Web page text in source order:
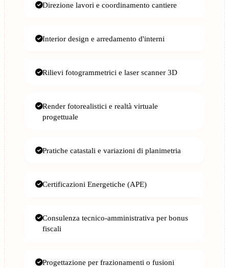
Direzione lavori e coordinamento cantiere
Interior design e arredamento d'interni
Rilievi fotogrammetrici e laser scanner 3D
Render fotorealistici e realtà virtuale
progettuale
Pratiche catastali e variazioni di planimetria
Certificazioni Energetiche (APE)
Consulenza tecnico-amministrativa per bonus
fiscali
Progettazione per frazionamenti o fusioni